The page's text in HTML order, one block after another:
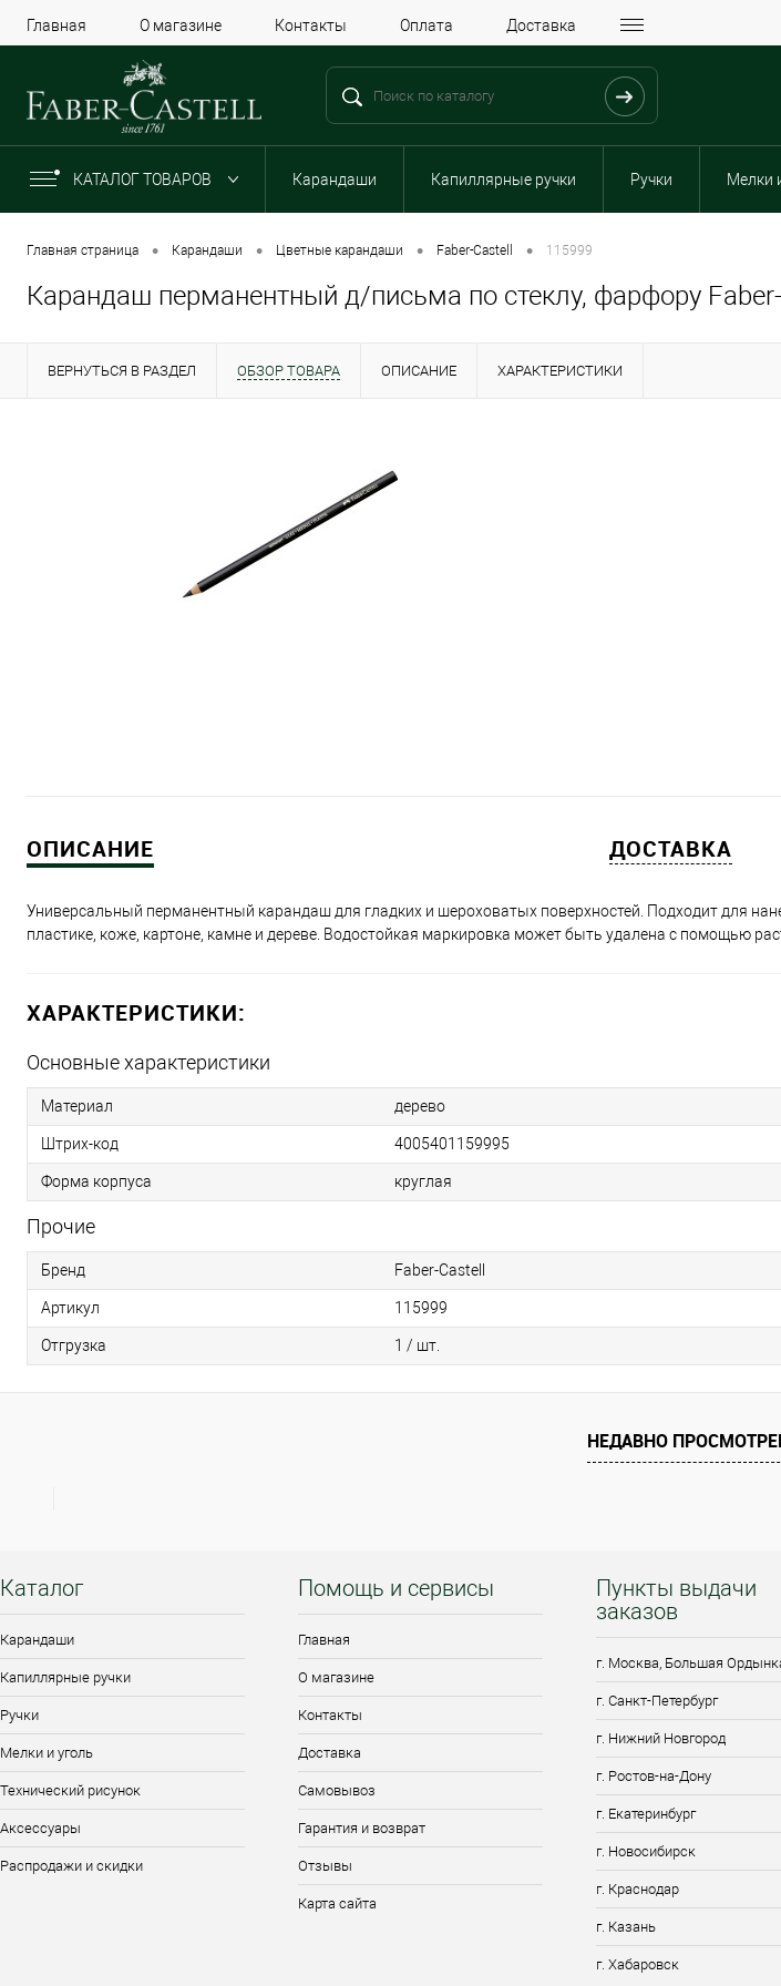
Главная О магазине Контакты Оплата Доставка
КАТАЛОГ ТОВАРОВ Карандаши Капиллярные ручки Ручки Мелки
Главная страница • Карандаши • Цветные карандаши • Faber-Castell • 115999
Карандаш перманентный д/письма по стеклу, фарфору
ВЕРНУТЬСЯ В РАЗДЕЛ ОБЗОР ТОВАРА ОПИСАНИЕ ХАРАКТЕРИСТИКИ
ОПИСАНИЕ ДОСТАВКА
Универсальный перманентный карандаш для гладких и шероховатых поверхностей. Подходит для
пластике, коже, картоне, камне и дереве. Водостойкая маркировка может быть удалена с помощью
ХАРАКТЕРИСТИКИ:
Основные характеристики
Материал дерево
Штрих-код 4005401159995
Форма корпуса круглая
Прочие
Бренд Faber-Castell
Артикул 115999
Отгрузка 1 / шт.
НЕДАВНО
Каталог
Карандаши
Капиллярные ручки
Ручки
Мелки и уголь
Технический рисунок
Аксессуары
Распродажи и скидки
Помощь и сервисы
Главная
О магазине
Контакты
Доставка
Самовывоз
Гарантия и возврат
Отзывы
Карта сайта
Пункты выдачи
заказов
г. Москва, Большая
г. Санкт-Петербург
г. Нижний Новгород
г. Ростов-на-Дону
г. Екатеринбург
г. Новосибирск
г. Краснодар
г. Казань
г. Хабаровск